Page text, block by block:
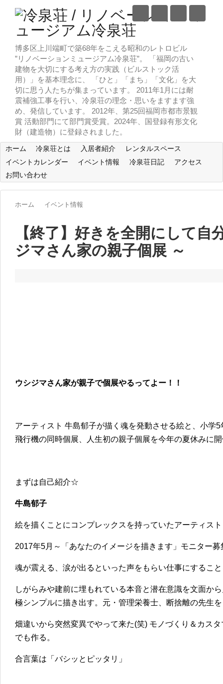
博多区上川端町で築68年をこえる昭和のレトロビル
”リノベーションミュージアム冷泉荘”。 「福岡の古い
建物を大切にする考え方の実践（ビルストック活
用）」を基本理念に、 「ひと」「まち」「文化」を大
切に思う人たちが集まっています。 2011年1月には耐
震補強工事を行い、冷泉荘の理念・思いをますます強
め、発信しています。 2012年、第25回福岡市都市景観
賞 活動部門にて部門賞受賞。2024年、国登録有形文化
財（建造物）に登録されました。
ホーム 冷泉荘とは 入居者紹介
レンタルスペース
イベントカレンダー
イベント情報 冷泉荘日記
アクセス
お問い合わせ
ホーム イベント情報
【終了】好きを全開にして自
ジマさん家の親子個展 ～
ウシジマさん家が親子で個展やるってよー！！
アーティスト 牛島郁子が描く魂を発動させる絵と、小学
飛行機の同時個展、人生初の親子個展を今年の夏休みに
まずは自己紹介☆
牛島郁子
絵を描くことにコンプレックスを持っていたアーティスト
2017年5月～「あなたのイメージを描きます」モニター募
魂が震える、涙が出るといった声をもらい仕事にするこ
しがらみや建前に埋もれている本音と潜在意識を文面か
極シンプルに描き出す。元・管理栄養士、断捨離の先生
畑違いから突然変異でやって来た(笑) モノづくり＆カス
でも作る。
合言葉は「バシッとピッタリ」